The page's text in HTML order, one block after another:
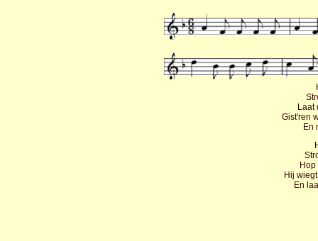
Laat
Gist'ren
En
Hij
En